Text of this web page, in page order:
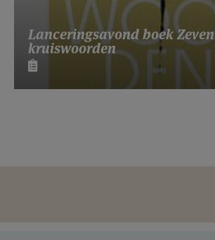
Lanceringsavond boek Zeven
kruiswoorden